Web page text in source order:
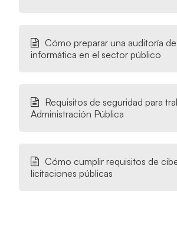
Cómo preparar una auditoría
informática en el sector público
Requisitos de seguridad para
Administración Pública
Cómo cumplir requisitos de
licitaciones públicas